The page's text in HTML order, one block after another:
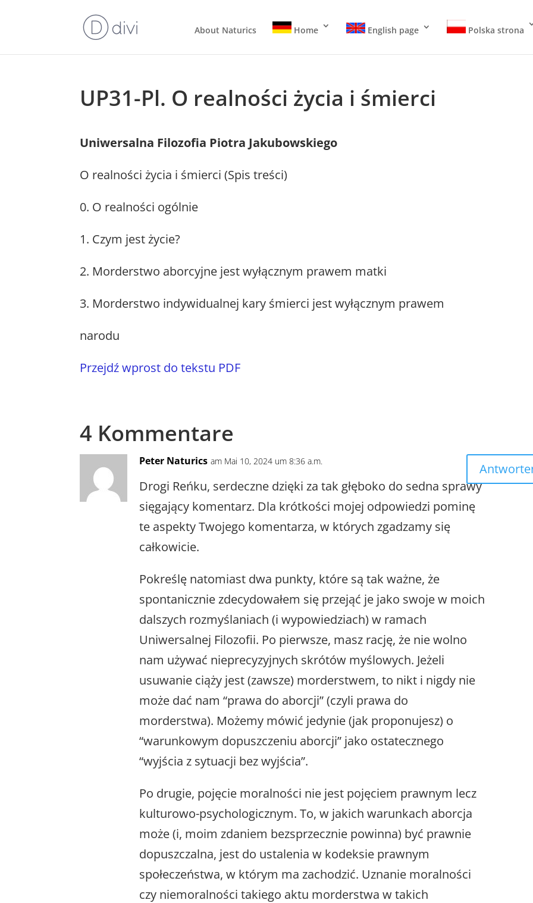
About Naturics Home English page Polska strona
UP31-Pl. O realności życia i śmierci
Uniwersalna Filozofia Piotra Jakubowskiego
O realności życia i śmierci (Spis treści)
0. O realności ogólnie
1. Czym jest życie?
2. Morderstwo aborcyjne jest wyłącznym prawem matki
3. Morderstwo indywidualnej kary śmierci jest wyłącznym prawem
narodu
Przejdź wprost do tekstu PDF
4 Kommentare
Peter Naturics am Mai 10, 2024 um 8:36 a.m.
Drogi Reńku, serdeczne dzięki za tak głęboko do sedna sprawy
sięgający komentarz. Dla krótkości mojej odpowiedzi pominę
te aspekty Twojego komentarza, w których zgadzamy się
całkowicie.
Pokreślę natomiast dwa punkty, które są tak ważne, że
spontanicznie zdecydowałem się przejąć je jako swoje w moich
dalszych rozmyślaniach (i wypowiedziach) w ramach
Uniwersalnej Filozofii. Po pierwsze, masz rację, że nie wolno
nam używać nieprecyzyjnych skrótów myślowych. Jeżeli
usuwanie ciąży jest (zawsze) morderstwem, to nikt i nigdy nie
może dać nam “prawa do aborcji” (czyli prawa do
morderstwa). Możemy mówić jedynie (jak proponujesz) o
“warunkowym dopuszczeniu aborcji” jako ostatecznego
“wyjścia z sytuacji bez wyjścia”.
Po drugie, pojęcie moralności nie jest pojęciem prawnym lecz
kulturowo-psychologicznym. To, w jakich warunkach aborcja
może (i, moim zdaniem bezsprzecznie powinna) być prawnie
dopuszczalna, jest do ustalenia w kodeksie prawnym
społeczeństwa, w którym ma zachodzić. Uznanie moralności
czy niemoralności takiego aktu morderstwa w takich